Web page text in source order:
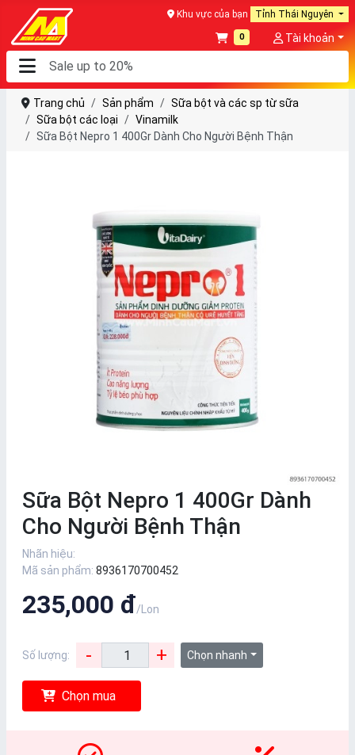
Khu vực của bạn Tỉnh Thái Nguyên
0 Tài khoản
Trang chủ Sản phẩm
Sữa bột và các sp từ sữa
Sữa bột các loại
Vinamilk
Sữa Bột Nepro 1 400Gr Dành Cho Người Bệnh Thận
Sữa Bột Nepro 1 400Gr Dành
Cho Người Bệnh Thận
Nhãn hiệu:
Mã sản phẩm: 8936170700452
235,000 đ/Lon
Số lượng: - + Chọn nhanh
Chọn mua